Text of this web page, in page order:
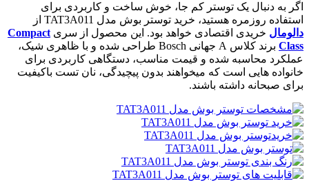
اگر به ‌دنبال یک توستر کم جا، خوش‌ ساخت و کاربردی برای
استفاده روزمره هستید، خرید توستر بوش مدل TAT3A011 از
دالومال خریدی اقتصادی خواهد بود. این محصول از سری Compact
Class
برند کلاس A جهانی Bosch طراحی شده و با ظاهری شیک،
عملکرد محاسبه شده و قیمت مناسب، دستگاهی کاربردی برای
خانواده ‌هایی ‌است که میخواهند بدون پیچیدگی، نان تست باکیفیت
برای صبحانه داشته باشند.